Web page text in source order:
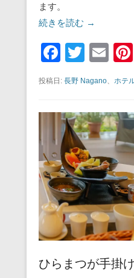
ます。
続きを読む →
F
a
c
e
b
o
o
k
T
wi
tt
er
E
m
ail
投稿日: 長野 Nagano、 ホテ
ひらまつが手掛